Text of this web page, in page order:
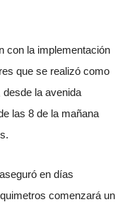
con la implementación
que se realizó como
desde la avenida
las 8 de la mañana
en días
comenzará un